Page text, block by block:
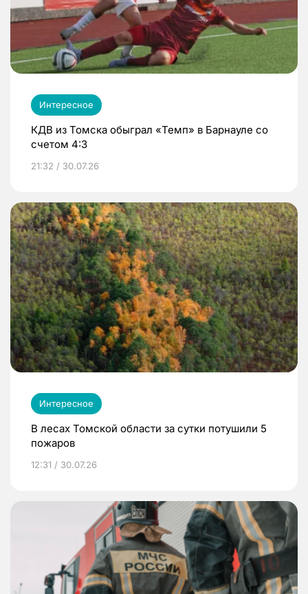
Интересное
КДВ из Томска обыграл «Темп» в Барнауле со
счетом 4:3
21:32 / 30.07.26
Интересное
В лесах Томской области за сутки потушили 5
пожаров
12:31 / 30.07.26